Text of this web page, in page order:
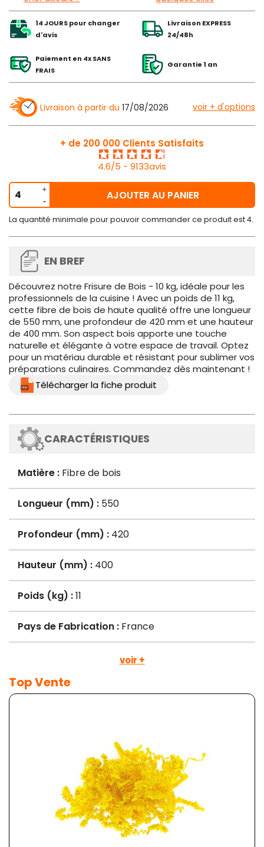
14 JOURS pour changer
d'avis
Livraison EXPRESS
24/48h
Paiement en 4x SANS
FRAIS
Garantie 1 an
Livraison à partir du 17/08/2026 voir + d'options
+ de 200 000 Clients Satisfaits
4.6/5 - 9133avis
AJOUTER AU PANIER
La quantité minimale pour pouvoir commander ce produit est 4.
EN BREF
Découvrez notre Frisure de Bois - 10 kg, idéale pour les
professionnels de la cuisine ! Avec un poids de 11 kg,
cette fibre de bois de haute qualité offre une longueur
de 550 mm, une profondeur de 420 mm et une hauteur
de 400 mm. Son aspect bois apporte une touche
naturelle et élégante à votre espace de travail. Optez
pour un matériau durable et résistant pour sublimer vos
préparations culinaires. Commandez dès maintenant !
Télécharger la fiche produit
CARACTÉRISTIQUES
Matière : Fibre de bois
Longueur (mm) : 550
Profondeur (mm) : 420
Hauteur (mm) : 400
Poids (kg) :11
Pays de Fabrication : France
voir +
Top Vente